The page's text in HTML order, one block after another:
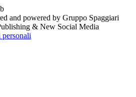
and powered by Gruppo Spaggiari
& New Social Media